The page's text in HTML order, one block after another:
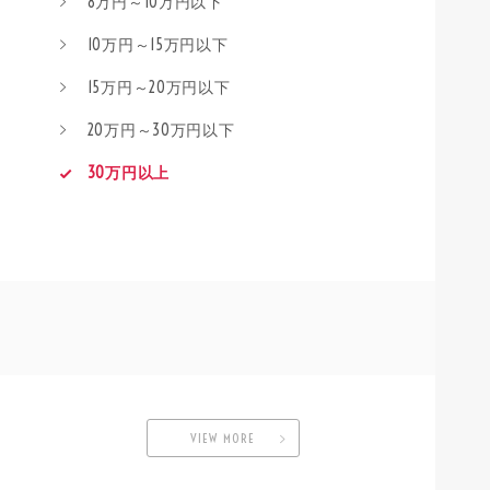
10万円～15万円以下
15万円～20万円以下
20万円～30万円以下
30万円以上
VIEW MORE